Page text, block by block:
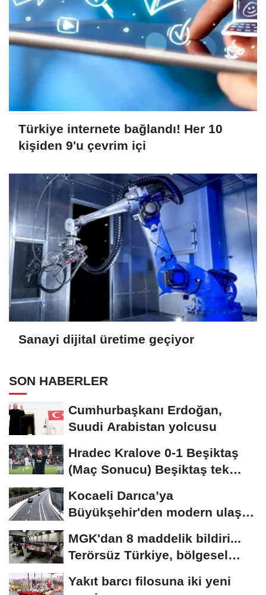
Türkiye internete bağlandı! Her 10
kişiden 9'u çevrim içi
Sanayi dijital üretime geçiyor
SON HABERLER
Cumhurbaşkanı Erdoğan,
Suudi Arabistan yolcusu
Hradec Kralove 0-1 Beşiktaş
(Maç Sonucu) Beşiktaş tek
Kocaeli Darıca’ya
Büyükşehir'den modern ulaşım
MGK'dan 8 maddelik bildiri...
Terörsüz Türkiye, bölgesel
Yakıt barcı filosuna iki yeni